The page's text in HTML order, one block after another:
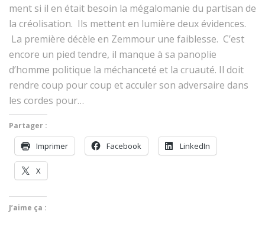
ment si il en était besoin la méga­lo­manie du par­ti­san de
la créoli­sa­tion. Ils met­tent en lumière deux évi­dences.
La pre­mière décèle en Zem­mour une faib­lesse. C’est
encore un pied ten­dre, il manque à sa panoplie
d’homme poli­tique la méchanceté et la cru­auté. Il doit
ren­dre coup pour coup et acculer son adver­saire dans
les cordes pour…
Partager :
Imprimer Face­book LinkedIn
X
J’aime ça :